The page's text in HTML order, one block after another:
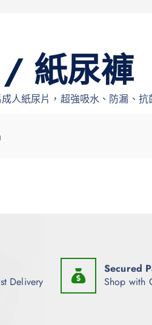
紙尿褲
人紙尿片，超強吸水、防漏、
Delivery
Secured
Shop with